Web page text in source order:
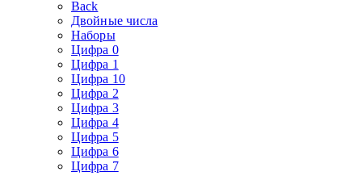
Back
Двойные числа
Наборы
Цифра 0
Цифра 1
Цифра 10
Цифра 2
Цифра 3
Цифра 4
Цифра 5
Цифра 6
Цифра 7